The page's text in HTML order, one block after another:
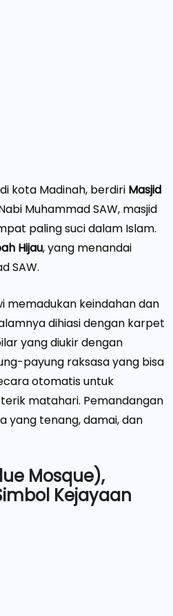
kota Madinah, berdiri Masjid
Muhammad SAW, masjid
paling suci dalam Islam.
Hijau, yang menandai
SAW.
memadukan keindahan dan
dihiasi dengan karpet
yang diukir dengan
payung raksasa yang bisa
otomatis untuk
matahari. Pemandangan
yang tenang, damai, dan
Mosque),
Kejayaan